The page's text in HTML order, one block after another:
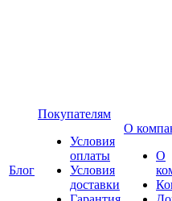
Блог
Покупателям
Условия
оплаты
Условия
доставки
О
О